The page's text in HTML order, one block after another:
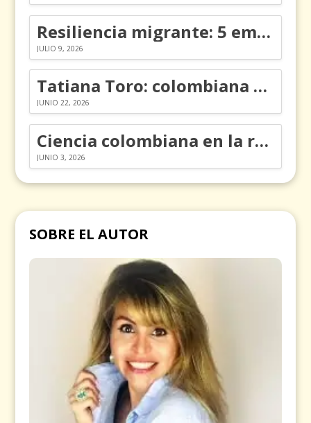
Resiliencia migrante: 5 emociones y cómo gestionarlas
JULIO 9, 2026
Tatiana Toro: colombiana que cambió la historia de las matemáticas
JUNIO 22, 2026
Ciencia colombiana en la revolución de los órganos en chips
JUNIO 3, 2026
SOBRE EL AUTOR